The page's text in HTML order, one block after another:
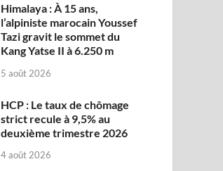
Himalaya : À 15 ans,
l’alpiniste marocain Youssef
Tazi gravit le sommet du
Kang Yatse II à 6.250 m
5 août 2026
HCP : Le taux de chômage
strict recule à 9,5% au
deuxième trimestre 2026
4 août 2026